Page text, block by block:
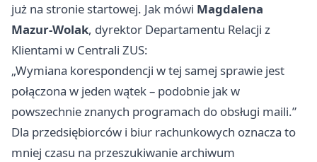
już na stronie startowej. Jak mówi Magdalena
Mazur-Wolak, dyrektor Departamentu Relacji z
Klientami w Centrali ZUS:
„Wymiana korespondencji w tej samej sprawie jest
połączona w jeden wątek – podobnie jak w
powszechnie znanych programach do obsługi maili.”
Dla przedsiębiorców i biur rachunkowych oznacza to
mniej czasu na przeszukiwanie archiwum